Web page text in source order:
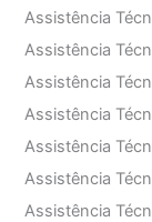
Assistência
Assistência
Assistência
Assistência
Assistência
Assistência
Assistência